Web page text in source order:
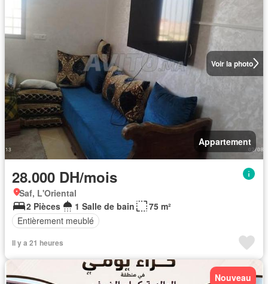
Voir la photo
Appartement
28.000 DH/mois
Saf, L'Oriental
2 Pièces
1 Salle de bain
75 m²
Entièrement meublé
Il y a 21 heures
Nouveau